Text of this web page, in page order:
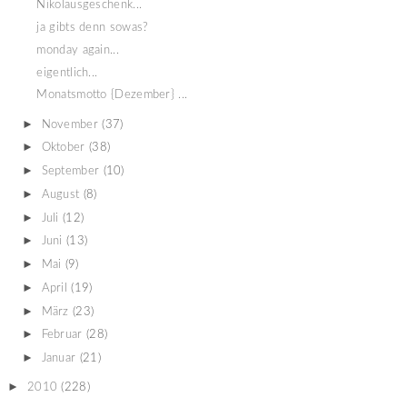
Nikolausgeschenk...
ja gibts denn sowas?
monday again...
eigentlich...
Monatsmotto {Dezember} ...
► November (37)
► Oktober (38)
► September (10)
► August (8)
► Juli (12)
► Juni (13)
► Mai (9)
► April (19)
► März (23)
► Februar (28)
► Januar (21)
► 2010 (228)